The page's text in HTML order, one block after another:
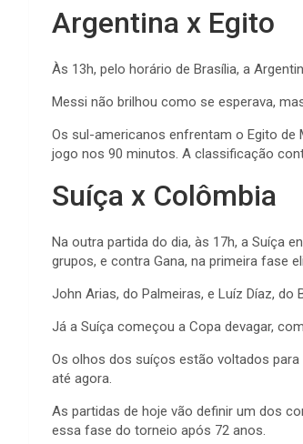
Argentina x Egito
Às 13h, pelo horário de Brasília, a
Messi não brilhou como se esperava,
Os sul-americanos enfrentam o Egito
jogo nos 90 minutos. A classificação
Suíça x Colômbia
Na outra partida do dia, às 17h, a Suíça
grupos, e contra Gana, na primeira fase
John Arias, do Palmeiras, e Luíz Díaz,
Já a Suíça começou a Copa devagar,
Os olhos dos suíços estão voltados
até agora.
As partidas de hoje vão definir um dos
essa fase do torneio após 72 anos.